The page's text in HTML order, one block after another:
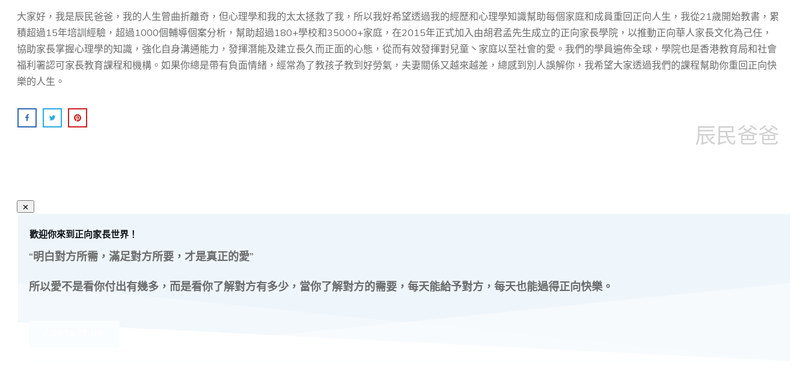
大家好，我是辰民爸爸，我的人生曾曲折離奇，但心理學和我的太太拯救了我，所以我好希望透過我的經歷和心理學知識幫助每個家庭和成員重回正向人生，我從21歲開始教書，累
積超過15年培訓經驗，超過1000個輔導個案分析，幫助超過180+學校和35000+家庭，在2015年正式加入由胡君孟先⽣成⽴的正向家⻑學院，以推動正向華⼈家⻑⽂化為⼰任，
協助家⻑掌握⼼理學的知識，強化⾃身溝通能⼒，發揮潛能及建⽴⻑久⽽正⾯的⼼態，從而有效發揮對兒童丶家庭以至社會的愛。我們的學員遍佈全球，學院也是香港教育局和社會
福利署認可家長教育課程和機構。如果你總是帶有負面情緒，經常為了教孩子教到好勞氣，夫妻關係又越來越差，總感到別人誤解你，我希望大家透過我們的課程幫助你重回正向快
樂的人生。
辰民爸爸
歡迎你來到正向家長世界！
“明白對方所需，滿足對方所要，才是真正的愛”
所以愛不是看你付出有幾多，而是看你了解對方有多少，當你了解對方的需要，每天能給予對方，每天也能過得正向快樂。